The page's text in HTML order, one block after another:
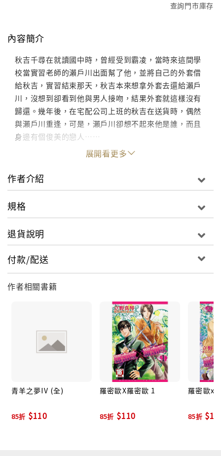
查詢門市庫存
內容簡介
秋吉千尋在就讀國中時，曾經受到霸凌，當時來這間學
校當實習老師的瀨戶川出面幫了他，並將自己的外套借
給秋吉，實習結束那天，秋吉本來想拿外套去還給瀨戶
川，沒想到卻看到他與男人接吻，結果外套就這樣沒有
歸還。幾年後，在宅配公司上班的秋吉在送貨時，偶然
與瀨戶川重逢，可是，瀨戶川卻想不起來他是誰，而且
身邊有個俊美的戀人……
展開看更多
作者介紹
規格
退貨說明
付款/配送
作者相關書籍
青羊之夢IV (全)
85折 $110
羅密歐X羅密歐 1
85折 $110
羅密歐x
85折